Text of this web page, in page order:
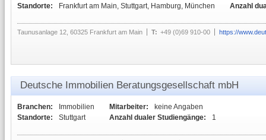
Standorte:
Frankfurt am Main, Stuttgart, Hamburg, München
Anzahl
Taunusanlage 12, 60325 Frankfurt am Main T: +49 (0)69 910-00 https://
Deutsche Immobilien Beratungsgesellschaft mbH
Branchen:
Immobilien
Standorte:
Stuttgart
Mitarbeiter:
keine Angaben
Anzahl dualer Studiengänge:
1